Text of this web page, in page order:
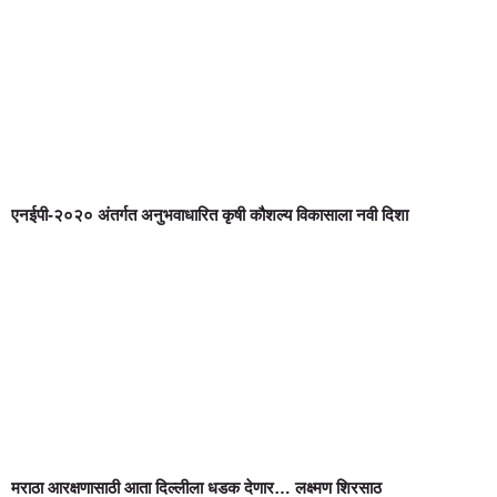
एनईपी-२०२० अंतर्गत अनुभवाधारित कृषी कौशल्य विकासाला नवी दिशा
मराठा आरक्षणासाठी आता दिल्लीला धडक देणार… लक्ष्मण शिरसाठ